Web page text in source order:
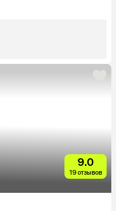
9.0
19 отзывов